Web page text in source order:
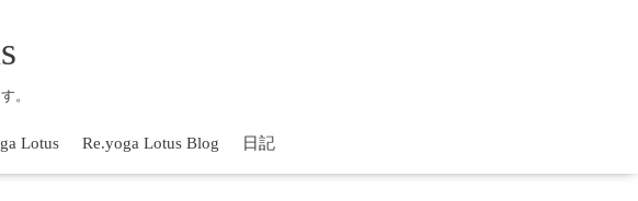
。
Lotus Re.yoga Lotus Blog 日記